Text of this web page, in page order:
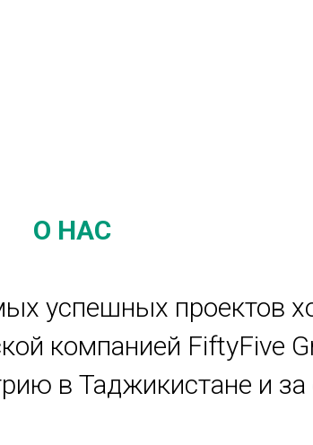
О НАС
успешных проектов
компанией FiftyFive
в Таджикистане и за